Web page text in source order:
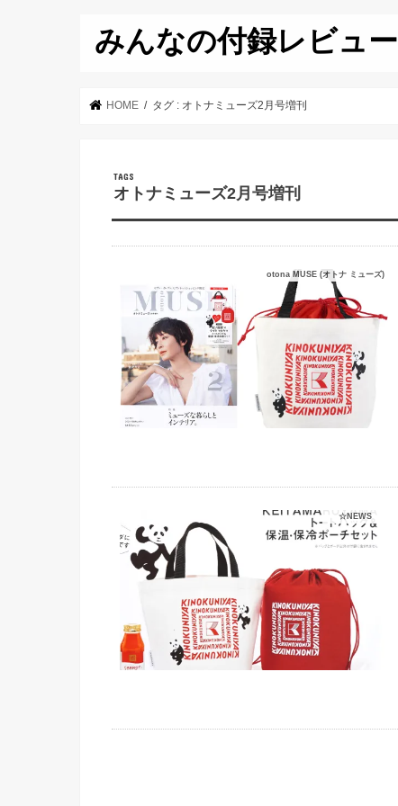
みんなの付録レビュー
HOME タグ : オトナミューズ2月号増刊
オトナミューズ2月号増刊
otona MUSE (オトナ ミューズ)
☆NEWS